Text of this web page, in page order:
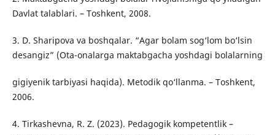
Davlat talablari. – Toshkent, 2008.
3. D. Sharipova va boshqalar. “Agar bolam sog‘lom bo‘lsin
desangiz” (Ota-onalarga maktabgacha yoshdagi bolalarning
gigiyenik tarbiyasi haqida). Metodik qo‘llanma. – Toshkent,
2006.
4. Tirkashevna, R. Z. (2023). Pedagogik kompetentlik –